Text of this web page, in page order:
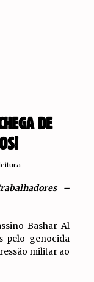
DE
–
Bashar Al
pelo genocida
militar ao